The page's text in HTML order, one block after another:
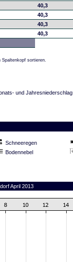
40,3
40,3
40,3
40,3
sortieren.
und Jahresniederschlag
Schneeregen
Bodennebel
April 2013